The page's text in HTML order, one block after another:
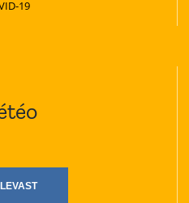
19